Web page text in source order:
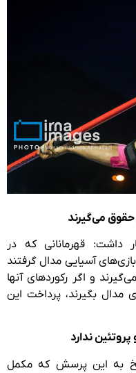
حقوق می‌گیرند
داشت: قهرمانانی که در
آسیایی مدال گرفتند
و اگر رکوردهای آنها
مدال بگیرند، پرداخت این
ندارد
به این پرسش که مکمل